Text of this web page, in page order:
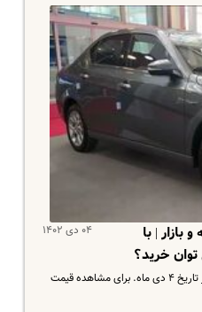
۰۴ دی ۱۴۰۲
بازار | با
بررسی قیمت روز و جدید انواع خودرو دنا در تاریخ ۴ دی ماه. برای مشاهده قیمت